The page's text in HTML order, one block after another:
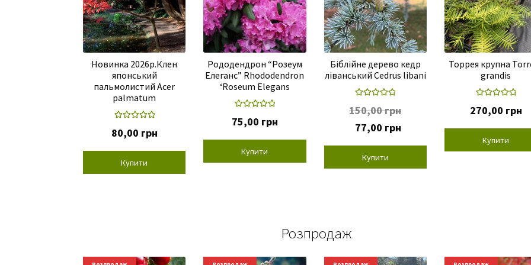
Новинка 2026р.Клен
японський
пальмолистий Acer
palmatum
5.00з 5
80,00 грн
Купити
Рододендрон “Розеум
Елеганс” Rhododendron
‘Roseum Elegans
5.00з 5
75,00 грн
Купити
Біблійне дерево кедр
ліванський Cedrus libani
5.00з 5
150,00грн
Оригінальна
77,00 грнПоточна
Купити
Торрея крупна
grandis
5.00з 5
270,00 грн
Купити
Розпродаж